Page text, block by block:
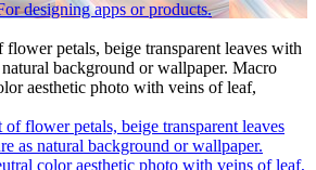
flower petals, beige transparent leaves with
background or wallpaper. Macro
aesthetic photo with veins of leaf,